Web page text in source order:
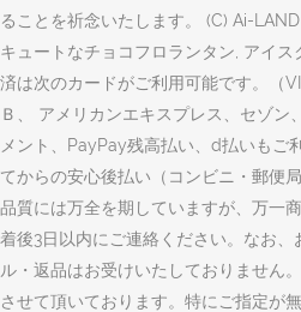
ることを祈念いたします。 (C) Ai-
キュートなチョコフロランタン, アイ
済は次のカードがご利用可能です。（
Ｂ、 アメリカンエキスプレス、セゾン
メント、PayPay残高払い、d払いもご
てからの安心後払い（コンビニ・郵便
品質には万全を期していますが、万一
着後3日以内にご連絡ください。なお
ル・返品はお受けいたしておりません
させて頂いております。特にご指定が